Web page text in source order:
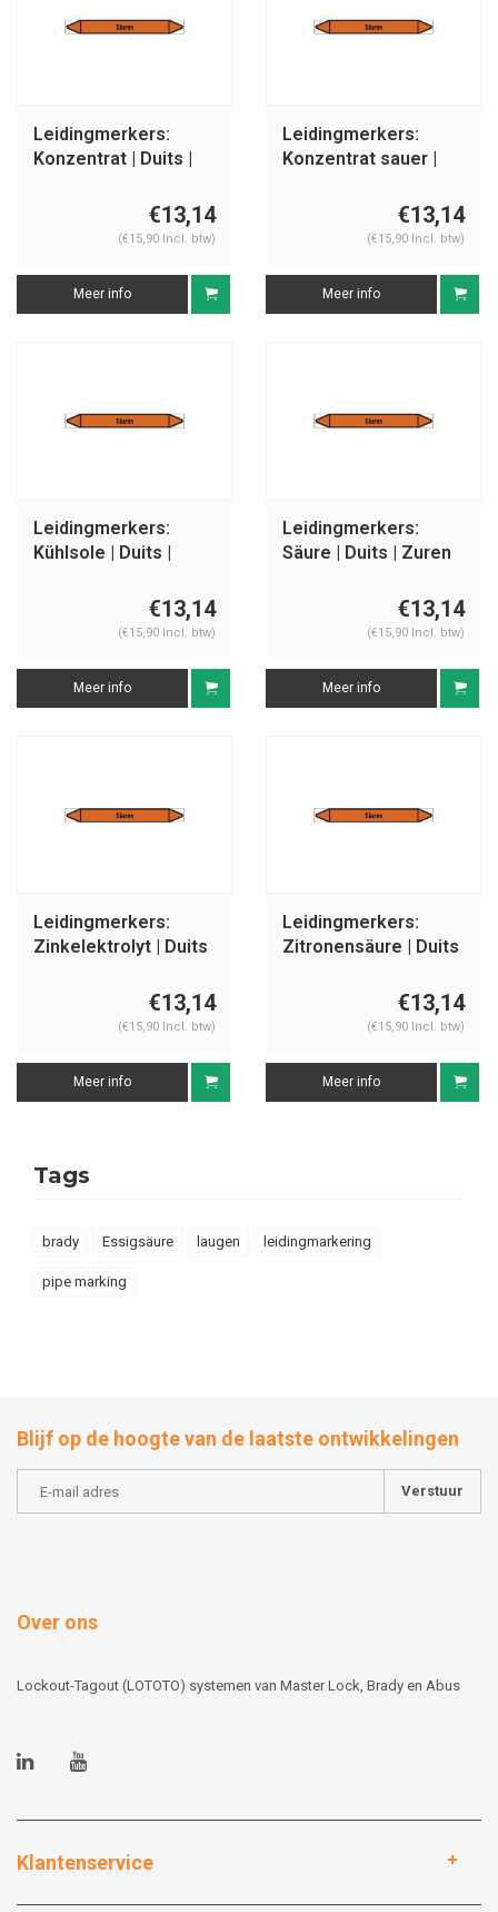
Leidingmerkers:
Konzentrat | Duits |
€13,14
(€15,90 Incl. btw)
Meer info
Leidingmerkers:
Konzentrat sauer |
€13,14
(€15,90 Incl. btw)
Meer info
Leidingmerkers:
Kühlsole | Duits |
€13,14
(€15,90 Incl. btw)
Meer info
Leidingmerkers:
Säure | Duits | Zuren
€13,14
(€15,90 Incl. btw)
Meer info
Leidingmerkers:
Zinkelektrolyt | Duits
€13,14
(€15,90 Incl. btw)
Meer info
Leidingmerkers:
Zitronensäure | Duits
€13,14
(€15,90 Incl. btw)
Meer info
Tags
brady Essigsäure laugen leidingmarkering
pipe marking
Blijf op de hoogte van de laatste ontwikkelingen
Verstuur
Over ons
Lockout-Tagout (LOTOTO) systemen van Master Lock, Brady en Abus
Klantenservice